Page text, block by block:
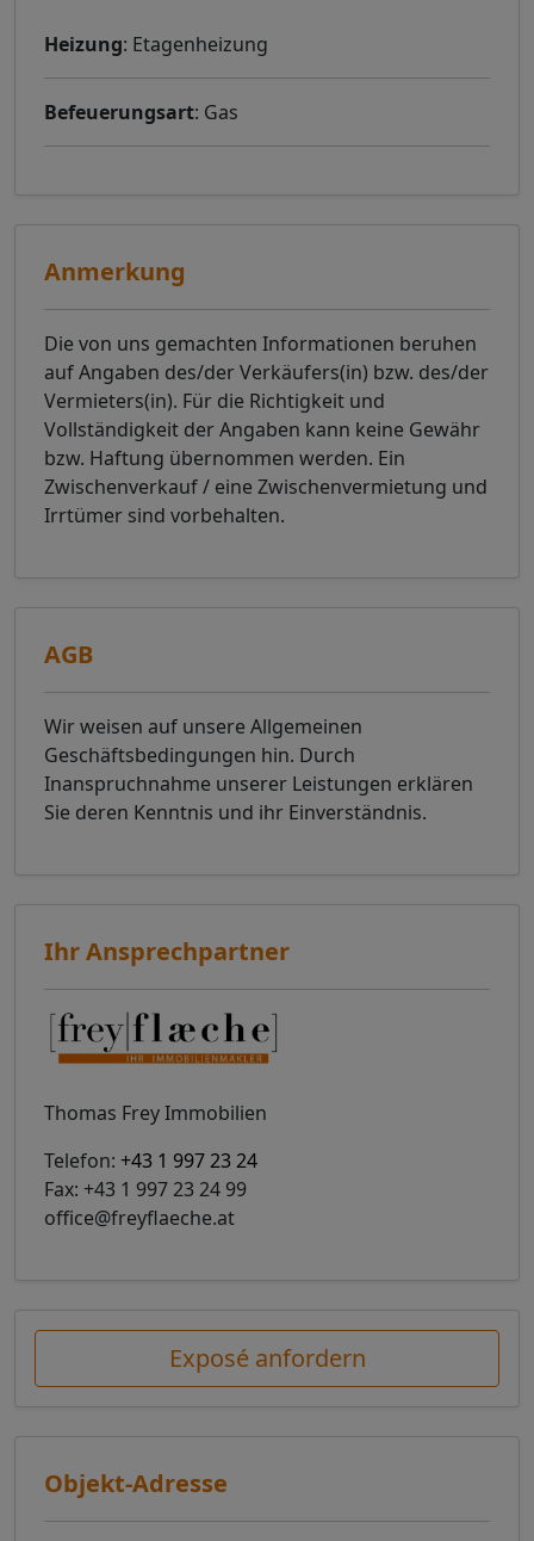
Heizung: Etagenheizung
Befeuerungsart: Gas
Anmerkung
Die von uns gemachten Informationen beruhen
auf Angaben des/der Verkäufers(in) bzw. des/der
Vermieters(in). Für die Richtigkeit und
Vollständigkeit der Angaben kann keine Gewähr
bzw. Haftung übernommen werden. Ein
Zwischenverkauf / eine Zwischenvermietung und
Irrtümer sind vorbehalten.
AGB
Wir weisen auf unsere Allgemeinen
Geschäftsbedingungen hin. Durch
Inanspruchnahme unserer Leistungen erklären
Sie deren Kenntnis und ihr Einverständnis.
Ihr Ansprechpartner
Thomas Frey Immobilien
Telefon: +43 1 997 23 24
Fax: +43 1 997 23 24 99
office@freyflaeche.at
Exposé anfordern
Objekt-Adresse